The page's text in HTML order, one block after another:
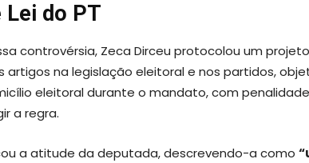
do PT
controvérsia, Zeca Dirceu protocolou um
artigos na legislação eleitoral e nos partidos,
eleitoral durante o mandato, com
a regra.
a atitude da deputada, descrevendo-a como